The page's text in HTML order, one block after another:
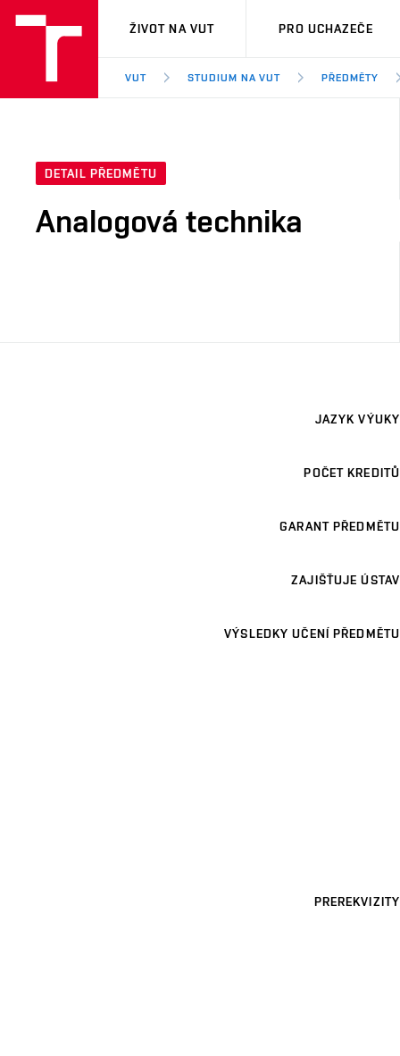
VUT
ŽIVOT NA VUT PRO UCHAZEČE
VUT STUDIUM NA VUT PŘEDMĚTY
DETAIL PŘEDMĚTU
Analogová technika
JAZYK VÝUKY
POČET KREDITŮ
GARANT PŘEDMĚTU
ZAJIŠŤUJE ÚSTAV
VÝSLEDKY UČENÍ PŘEDMĚTU
PREREKVIZITY